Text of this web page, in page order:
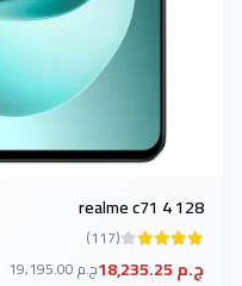
realme c71 4 128
(117)
18,235.25 ج.م 19,195.00 ج.م